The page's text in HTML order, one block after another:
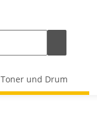
Toner und Drum